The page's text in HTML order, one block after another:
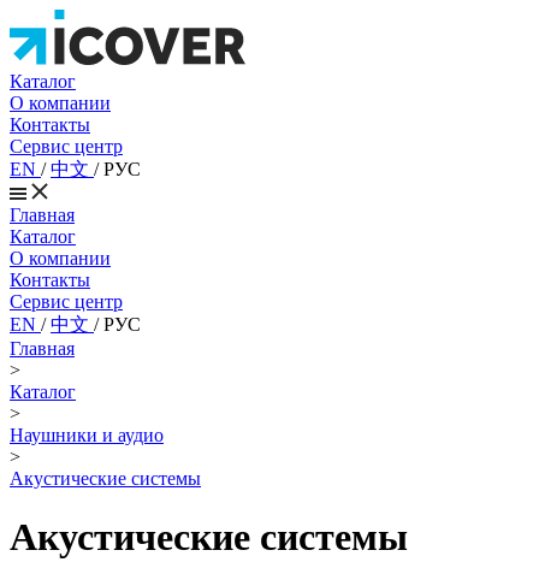
Каталог
О компании
Контакты
Сервис центр
EN /中文 /РУС
Главная
Каталог
О компании
Контакты
Сервис центр
EN /中文 /РУС
Главная
>
Каталог
>
Наушники и аудио
>
Акустические системы
Акустические системы